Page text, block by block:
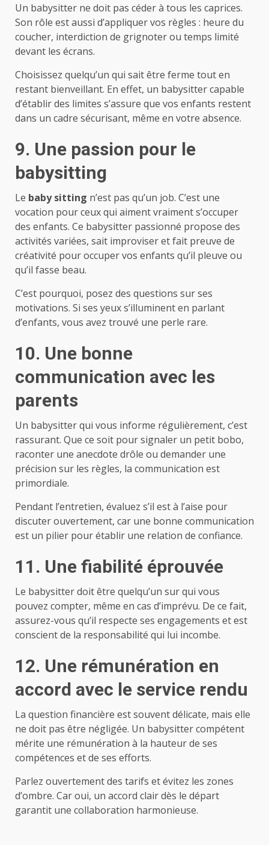
Un babysitter ne doit pas céder à tous les caprices.
Son rôle est aussi d’appliquer vos règles : heure du
coucher, interdiction de grignoter ou temps limité
devant les écrans.
Choisissez quelqu’un qui sait être ferme tout en
restant bienveillant. En effet, un babysitter capable
d’établir des limites s’assure que vos enfants restent
dans un cadre sécurisant, même en votre absence.
9. Une passion pour le
babysitting
Le baby sitting n’est pas qu’un job. C’est une
vocation pour ceux qui aiment vraiment s’occuper
des enfants. Ce babysitter passionné propose des
activités variées, sait improviser et fait preuve de
créativité pour occuper vos enfants qu’il pleuve ou
qu’il fasse beau.
C’est pourquoi, posez des questions sur ses
motivations. Si ses yeux s’illuminent en parlant
d’enfants, vous avez trouvé une perle rare.
10. Une bonne
communication avec les
parents
Un babysitter qui vous informe régulièrement, c’est
rassurant. Que ce soit pour signaler un petit bobo,
raconter une anecdote drôle ou demander une
précision sur les règles, la communication est
primordiale.
Pendant l’entretien, évaluez s’il est à l’aise pour
discuter ouvertement, car une bonne communication
est un pilier pour établir une relation de confiance.
11. Une fiabilité éprouvée
Le babysitter doit être quelqu’un sur qui vous
pouvez compter, même en cas d’imprévu. De ce fait,
assurez-vous qu’il respecte ses engagements et est
conscient de la responsabilité qui lui incombe.
12. Une rémunération en
accord avec le service rendu
La question financière est souvent délicate, mais elle
ne doit pas être négligée. Un babysitter compétent
mérite une rémunération à la hauteur de ses
compétences et de ses efforts.
Parlez ouvertement des tarifs et évitez les zones
d’ombre. Car oui, un accord clair dès le départ
garantit une collaboration harmonieuse.